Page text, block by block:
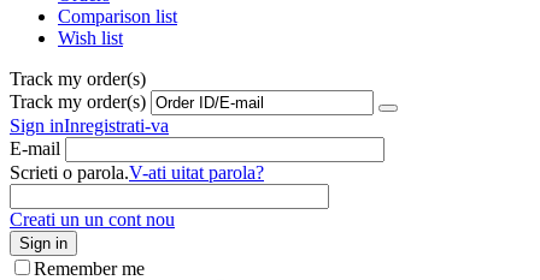
Comparison list
Wish list
Track my order(s)
Track my order(s)
Sign inInregistrati-va
E-mail
Scrieti o parola.V-ati uitat parola?
Creati un un cont nou
Sign in
Remember me